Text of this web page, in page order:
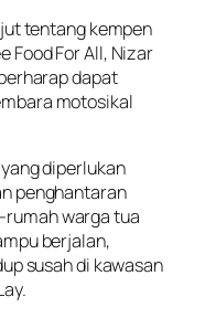
tentang kempen
Food For All, Nizar
dapat
motosikal
diperlukan
penghantaran
rumah warga tua
berjalan,
susah di kawasan